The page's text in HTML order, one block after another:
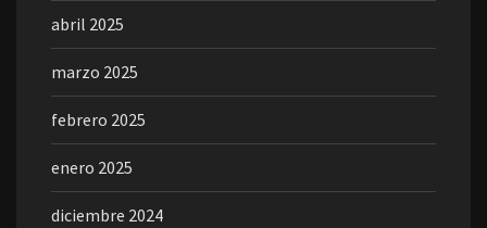
abril 2025
marzo 2025
febrero 2025
enero 2025
diciembre 2024